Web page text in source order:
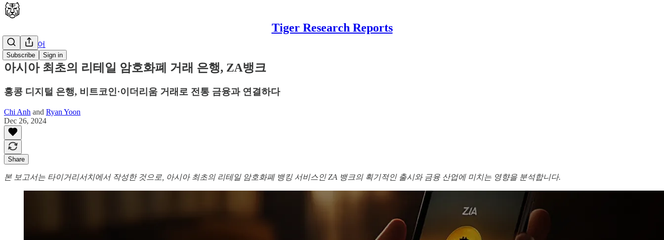
Tiger Research Reports
Subscribe Sign in
🇰🇷 한국어
아시아 최초의 리테일 암호화폐 거래 은행, ZA뱅크
홍콩 디지털 은행, 비트코인·이더리움 거래로 전통 금융과 연결하다
Chi Anh and Ryan Yoon
Dec 26, 2024
Share
본 보고서는 타이거리서치에서 작성한 것으로, 아시아 최초의 리테일 암호화폐 뱅킹 서비스인 ZA 뱅크의 획기적인 출시와 금융 산업에 미치는 영향을 분석합니다.